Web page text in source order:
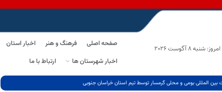
امروز: شنبه 8 آگوست 2026
صفحه اصلی فرهنگ و هنر اخبار استان
اخبار شهرستان ها
ارتباط با ما
بین المللی بومی و محلی گرمسار توسط تیم استان خراسان جنوبی